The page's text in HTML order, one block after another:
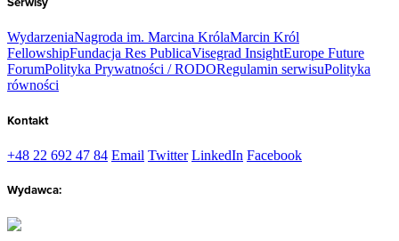
Serwisy
WydarzeniaNagroda im. Marcina KrólaMarcin Król
FellowshipFundacja Res PublicaVisegrad InsightEurope Future
ForumPolityka Prywatności / RODORegulamin serwisuPolityka
równości
Kontakt
+48 22 692 47 84 Email Twitter LinkedIn Facebook
Wydawca: